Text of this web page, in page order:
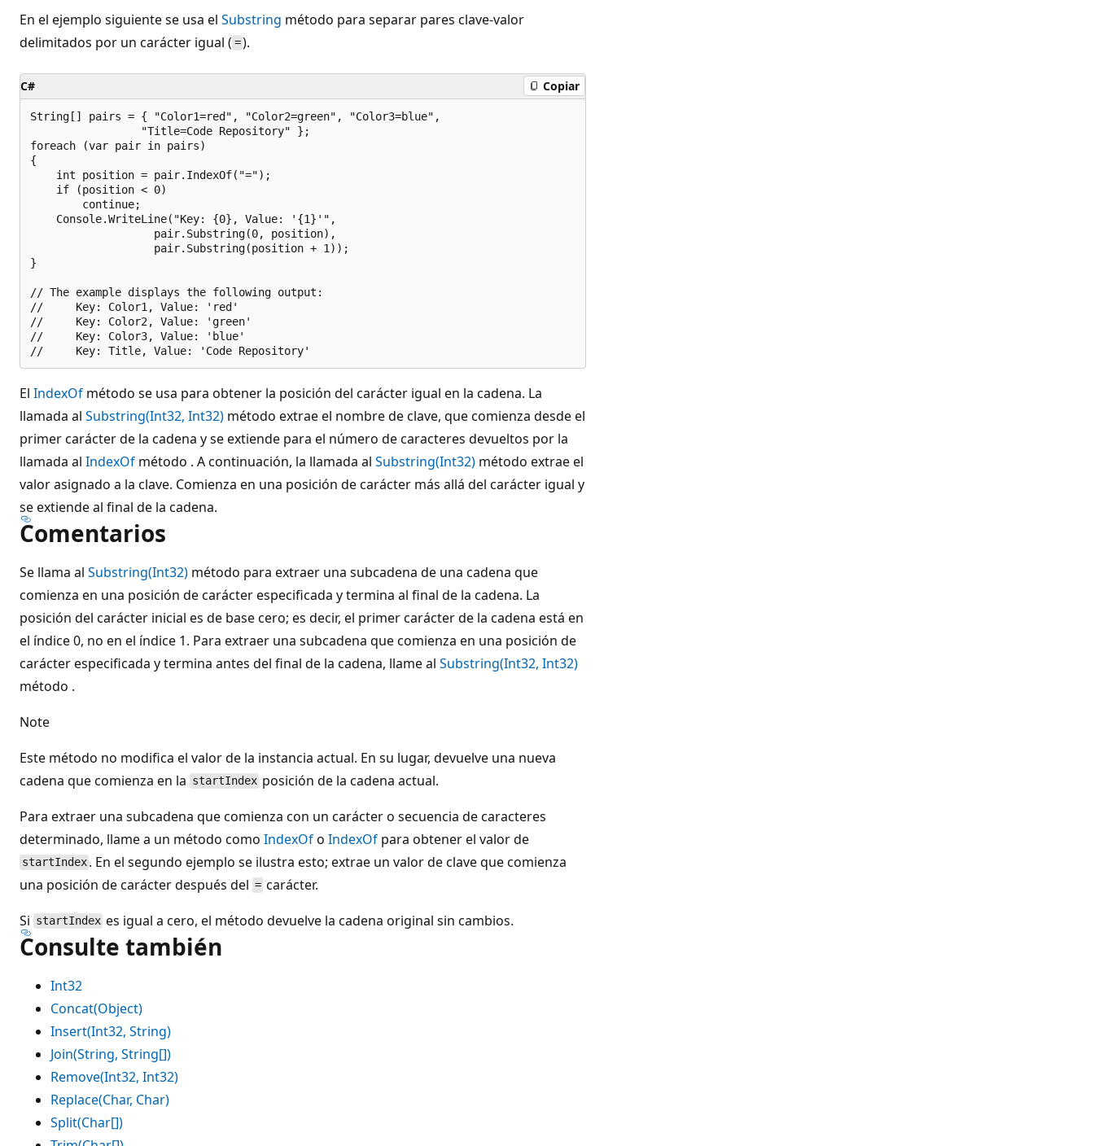
En el ejemplo siguiente se usa el Substring método para separar pares clave-valor
delimitados por un carácter igual ( =).
C# Copiar
String[] pairs = { "Color1=red", "Color2=green", "Color3=blue",
                 "Title=Code Repository" };
foreach (var pair in pairs)
{
    int position = pair.IndexOf("=");
    if (position < 0)
        continue;
    Console.WriteLine("Key: {0}, Value: '{1}'",
                   pair.Substring(0, position),
                   pair.Substring(position + 1));
}
// The example displays the following output:
//     Key: Color1, Value: 'red'
//     Key: Color2, Value: 'green'
//     Key: Color3, Value: 'blue'
El IndexOf método se usa para obtener la posición del carácter igual en la cadena. La
llamada al Substring(Int32, Int32) método extrae el nombre de clave, que comienza desde el
primer carácter de la cadena y se extiende para el número de caracteres devueltos por la
llamada al IndexOf método . A continuación, la llamada al Substring(Int32) método extrae el
valor asignado a la clave. Comienza en una posición de carácter más allá del carácter igual y
se extiende al final de la cadena.
Comentarios
Se llama al Substring(Int32) método para extraer una subcadena de una cadena que
comienza en una posición de carácter especificada y termina al final de la cadena. La
posición del carácter inicial es de base cero; es decir, el primer carácter de la cadena está en
el índice 0, no en el índice 1. Para extraer una subcadena que comienza en una posición de
carácter especificada y termina antes del final de la cadena, llame al Substring(Int32, Int32)
método .
Note
Este método no modifica el valor de la instancia actual. En su lugar, devuelve una nueva
cadena que comienza en la startIndex posición de la cadena actual.
Para extraer una subcadena que comienza con un carácter o secuencia de caracteres
determinado, llame a un método como IndexOfo IndexOf para obtener el valor de
startIndex . En el segundo ejemplo se ilustra esto; extrae un valor de clave que comienza
una posición de carácter después del = carácter.
Si startIndex es igual a cero, el método devuelve la cadena original sin cambios.
Consulte también
Int32
Concat(Object)
Insert(Int32, String)
Join(String, String[])
Remove(Int32, Int32)
Replace(Char, Char)
Split(Char[])